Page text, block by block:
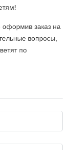
оформив заказ на
вопросы,
по